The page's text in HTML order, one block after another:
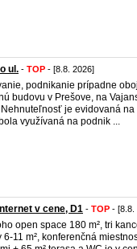
ul. - TOP - [8.8. 2026]
podnikanie prípadne
budovu v Prešove, na
je evidovaná na
využívaná na podnik ...
v cene, D1 - TOP - [8.8.
open space 180 m², tri
6-11 m², konferenčná